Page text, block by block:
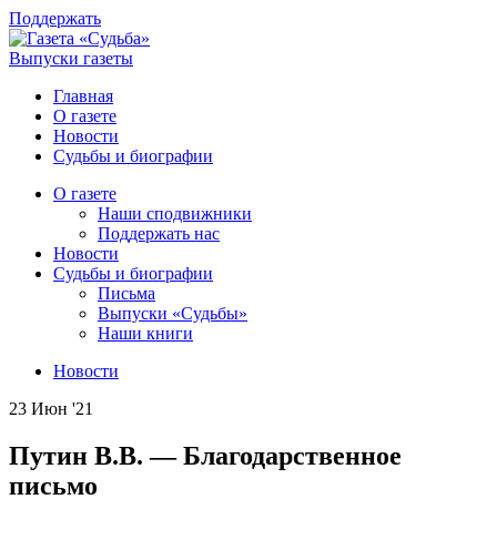
Поддержать
Выпуски газеты
Главная
О газете
Новости
Судьбы и биографии
О газете
Наши сподвижники
Поддержать нас
Новости
Судьбы и биографии
Письма
Выпуски «Судьбы»
Наши книги
Новости
23 Июн '21
Путин В.В. — Благодарственное
письмо